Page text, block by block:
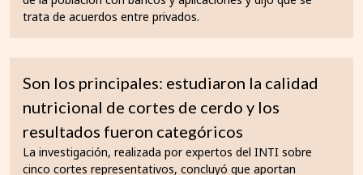
trata de acuerdos entre privados.
Son los principales: estudiaron la calidad
nutricional de cortes de cerdo y los
resultados fueron categóricos
La investigación, realizada por expertos del INTI sobre
cinco cortes representativos, concluyó que aportan